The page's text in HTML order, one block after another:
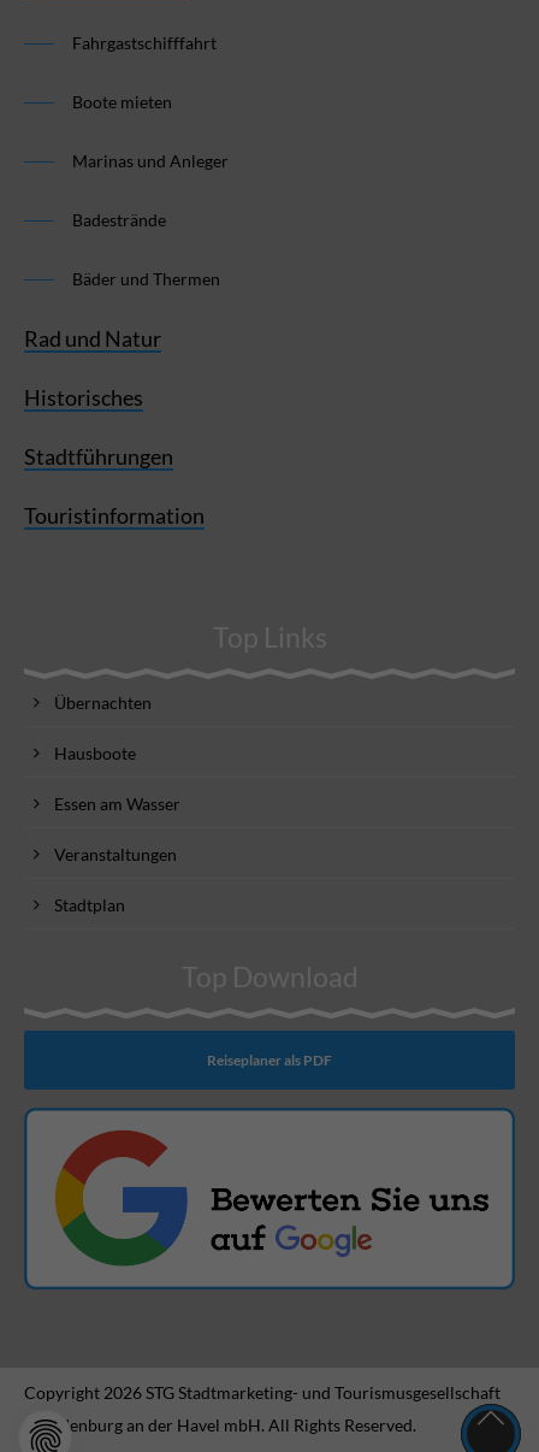
Fahrgastschifffahrt
Boote mieten
Marinas und Anleger
Badestrände
Bäder und Thermen
Rad und Natur
Historisches
Stadtführungen
Touristinformation
Top Links
Übernachten
Hausboote
Essen am Wasser
Veranstaltungen
Stadtplan
Top Download
Reiseplaner als PDF
Copyright 2026 STG Stadtmarketing- und Tourismusgesellschaft
Brandenburg an der Havel mbH. All Rights Reserved.